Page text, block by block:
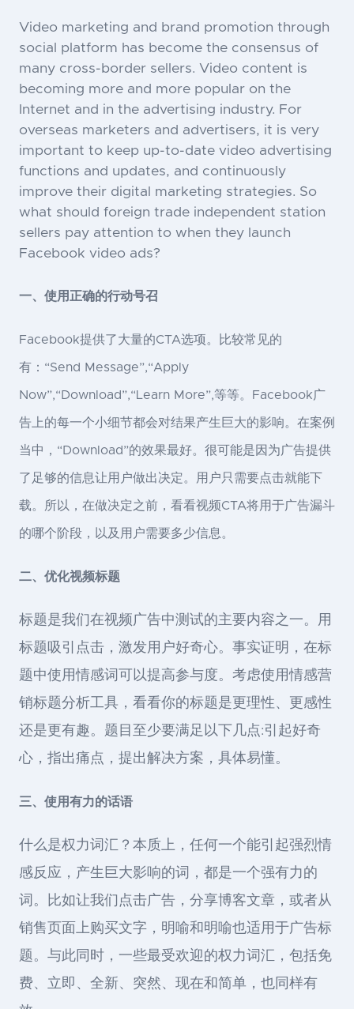
Video marketing and brand promotion through
social platform has become the consensus of
many cross-border sellers. Video content is
becoming more and more popular on the
Internet and in the advertising industry. For
overseas marketers and advertisers, it is very
important to keep up-to-date video advertising
functions and updates, and continuously
improve their digital marketing strategies. So
what should foreign trade independent station
sellers pay attention to when they launch
Facebook video ads?
一、使用正确的行动号召
Facebook提供了大量的CTA选项。比较常见的
有：“Send Message”,“Apply
Now”,“Download”,“Learn More”,等等。Facebook广
告上的每一个小细节都会对结果产生巨大的影响。在案例
当中，“Download”的效果最好。很可能是因为广告提供
了足够的信息让用户做出决定。用户只需要点击就能下
载。所以，在做决定之前，看看视频CTA将用于广告漏斗
的哪个阶段，以及用户需要多少信息。
二、优化视频标题
标题是我们在视频广告中测试的主要内容之一。用
标题吸引点击，激发用户好奇心。事实证明，在标
题中使用情感词可以提高参与度。考虑使用情感营
销标题分析工具，看看你的标题是更理性、更感性
还是更有趣。题目至少要满足以下几点:引起好奇
心，指出痛点，提出解决方案，具体易懂。
三、使用有力的话语
什么是权力词汇？本质上，任何一个能引起强烈情
感反应，产生巨大影响的词，都是一个强有力的
词。比如让我们点击广告，分享博客文章，或者从
销售页面上购买文字，明喻和明喻也适用于广告标
题。与此同时，一些最受欢迎的权力词汇，包括免
费、立即、全新、突然、现在和简单，也同样有